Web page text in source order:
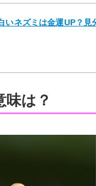
いネズミは金運UP？
味は？